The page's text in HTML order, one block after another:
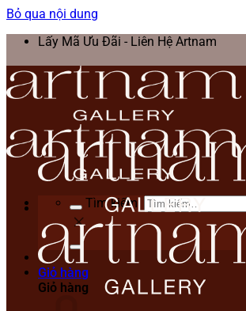
Bỏ qua nội dung
Lấy Mã Ưu Đãi - Liên Hệ Artnam
Tìm kiếm:
Giỏ hàng
Giỏ hàng